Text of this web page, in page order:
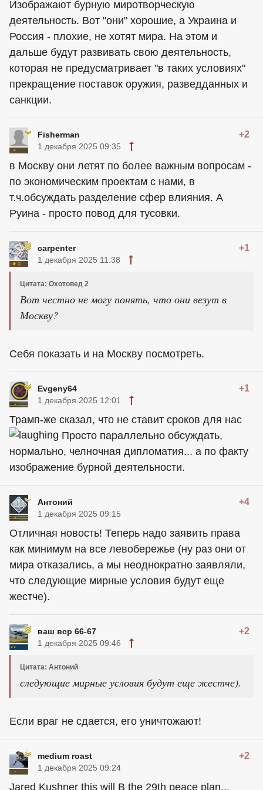
Изображают бурную миротворческую
деятельность. Вот "они" хорошие, а Украина и
Россия - плохие, не хотят мира. На этом и
дальше будут развивать свою деятельность,
которая не предусматривает "в таких условиях"
прекращение поставок оружия, разведданных и
санкции.
Fisherman +2
1 декабря 2025 09:35
в Москву они летят по более важным вопросам -
по экономическим проектам с нами, в
т.ч.обсуждать разделение сфер влияния. А
Руина - просто повод для тусовки.
carpenter +1
1 декабря 2025 11:38
Цитата: Охотовед 2
Вот честно не могу понять, что они везут в
Москву?
Себя показать и на Москву посмотреть.
Evgeny64 +1
1 декабря 2025 12:01
Трамп-же сказал, что не ставит сроков для нас
Просто параллельно обсуждать,
нормально, челночная дипломатия... а по факту
изображение бурной деятельности.
Антоний +4
1 декабря 2025 09:15
Отличная новость! Теперь надо заявить права
как минимум на все левобережье (ну раз они от
мира отказались, а мы неоднократно заявляли,
что следующие мирные условия будут еще
жестче).
ваш вср 66-67 +2
1 декабря 2025 09:46
Цитата: Антоний
следующие мирные условия будут еще жестче).
Если враг не сдается, его уничтожают!
medium roast +2
1 декабря 2025 09:24
Jared Kushner this will B the 29th peace plan...